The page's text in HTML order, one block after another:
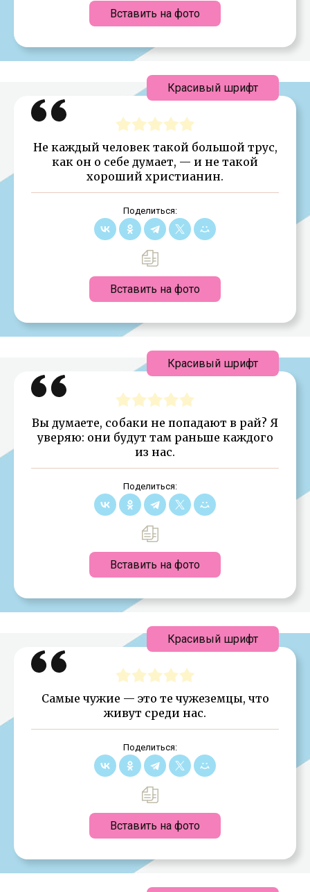
Вставить на фото
Не каждый человек такой большой трус,
как он о себе думает, — и не такой
хороший христианин.
Поделиться:
Вставить на фото
Красивый шрифт
Вы думаете, собаки не попадают в рай? Я
уверяю: они будут там раньше каждого
из нас.
Поделиться:
Вставить на фото
Красивый шрифт
Самые чужие — это те чужеземцы, что
живут среди нас.
Поделиться:
Вставить на фото
Красивый шрифт